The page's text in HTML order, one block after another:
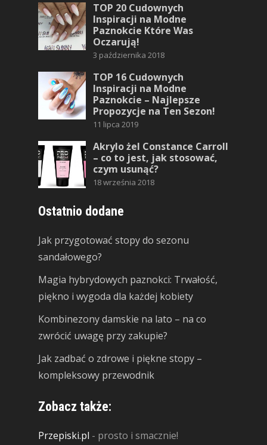
TOP 20 Cudownych
Inspiracji na Modne
Paznokcie Które Was
Oczarują!
3 października 2018
TOP 16 Cudownych
Inspiracji na Modne
Paznokcie – Najlepsze
Propozycje na Ten Sezon!
11 lipca 2019
Akrylo żel Constance Carroll
– co to jest, jak stosować,
czym usunąć?
18 września 2018
Ostatnio dodane
Jak przygotować stopy do sezonu
sandałowego?
Magia hybrydowych paznokci: Trwałość,
piękno i wygoda dla każdej kobiety
Kombinezony damskie na lato – na co
zwrócić uwagę przy zakupie?
Jak zadbać o zdrowe i piękne stopy –
kompleksowy przewodnik
Zobacz także:
Przepiski.pl - prosto i smacznie!